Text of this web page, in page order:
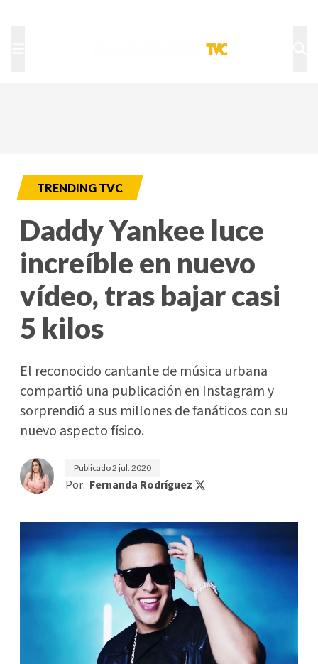
TRENDING TVC
Daddy Yankee luce
increíble en nuevo
vídeo, tras bajar casi
5 kilos
El reconocido cantante de música urbana
compartió una publicación en Instagram y
sorprendió a sus millones de fanáticos con su
nuevo aspecto físico.
Publicado2 jul. 2020
Por: Fernanda Rodríguez